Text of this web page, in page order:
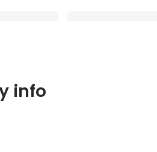
ュー】制作現
づくりの魅力
info